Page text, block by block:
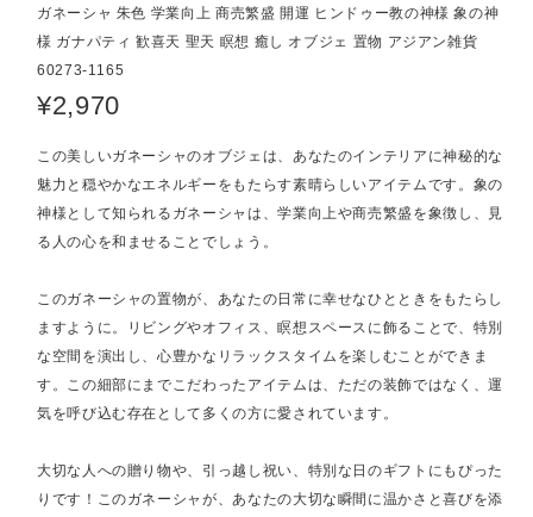
ガネーシャ 朱色 学業向上 商売繁盛 開運 ヒンドゥー教の神様 象の神
様 ガナパティ 歓喜天 聖天 瞑想 癒し オブジェ 置物 アジアン雑貨
60273-1165
¥2,970
この美しいガネーシャのオブジェは、あなたのインテリアに神秘的な
魅力と穏やかなエネルギーをもたらす素晴らしいアイテムです。象の
神様として知られるガネーシャは、学業向上や商売繁盛を象徴し、見
る人の心を和ませることでしょう。
このガネーシャの置物が、あなたの日常に幸せなひとときをもたらし
ますように。リビングやオフィス、瞑想スペースに飾ることで、特別
な空間を演出し、心豊かなリラックスタイムを楽しむことができま
す。この細部にまでこだわったアイテムは、ただの装飾ではなく、運
気を呼び込む存在として多くの方に愛されています。
大切な人への贈り物や、引っ越し祝い、特別な日のギフトにもぴった
りです！このガネーシャが、あなたの大切な瞬間に温かさと喜びを添